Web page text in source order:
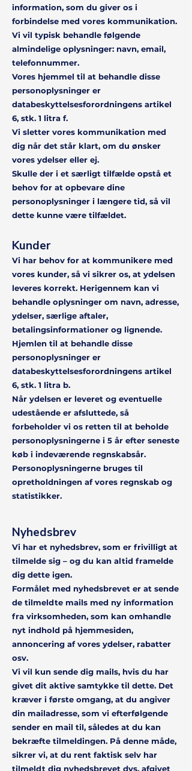
information, som du giver os i
forbindelse med vores kommunikation.
Vi vil typisk behandle følgende
almindelige oplysninger: navn, email,
telefonnummer.
Vores hjemmel til at behandle disse
personoplysninger er
databeskyttelsesforordningens artikel
6, stk. 1 litra f.
Vi sletter vores kommunikation med
dig når det står klart, om du ønsker
vores ydelser eller ej.
Skulle der i et særligt tilfælde opstå et
behov for at opbevare dine
personoplysninger i længere tid, så vil
dette kunne være tilfældet.
Kunder
Vi har behov for at kommunikere med
vores kunder, så vi sikrer os, at ydelsen
leveres korrekt. Herigennem kan vi
behandle oplysninger om navn, adresse,
ydelser, særlige aftaler,
betalingsinformationer og lignende.
Hjemlen til at behandle disse
personoplysninger er
databeskyttelsesforordningens artikel
6, stk. 1 litra b.
Når ydelsen er leveret og eventuelle
udestående er afsluttede, så
forbeholder vi os retten til at beholde
personoplysningerne i 5 år efter seneste
køb i indeværende regnskabsår.
Personoplysningerne bruges til
opretholdningen af vores regnskab og
statistikker.
Nyhedsbrev
Vi har et nyhedsbrev, som er frivilligt at
tilmelde sig – og du kan altid framelde
dig dette igen.
Formålet med nyhedsbrevet er at sende
de tilmeldte mails med ny information
fra virksomheden, som kan omhandle
nyt indhold på hjemmesiden,
annoncering af vores ydelser, rabatter
osv.
Vi vil kun sende dig mails, hvis du har
givet dit aktive samtykke til dette. Det
kræver i første omgang, at du angiver
din mailadresse, som vi efterfølgende
sender en mail til, således at du kan
bekræfte tilmeldingen. På denne måde,
sikrer vi, at du rent faktisk selv har
tilmeldt dig nyhedsbrevet dvs. afgivet